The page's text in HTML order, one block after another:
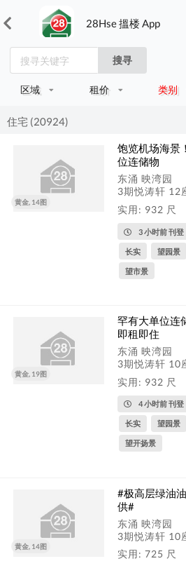
28Hse 搵楼 App
搜寻
区域 租价 类别
住宅 (20924)
黄金, 14图
饱览机场海景
位连储物
东涌 映湾园
3期悦涛轩 12
实用: 932 尺
3 小时前 刊登
长实 望园景
望市景
黄金, 19图
罕有大单位连
即租即住
东涌 映湾园
3期悦涛轩 10
实用: 932 尺
4 小时前 刊登
长实 望园景
望开扬景
黄金, 14图
#极高层绿油
供#
东涌 映湾园
3期悦涛轩 10
实用: 725 尺